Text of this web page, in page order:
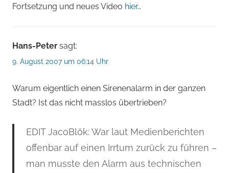
Fortsetzung und neues Video hier…
Hans-Peter sagt:
9. August 2007 um 06:14 Uhr
Warum eigentlich einen Sirenenalarm in der ganzen
Stadt? Ist das nicht masslos übertrieben?
EDIT JacoBlök: War laut Medienberichten
offenbar auf einen Irrtum zurück zu führen –
man musste den Alarm aus technischen